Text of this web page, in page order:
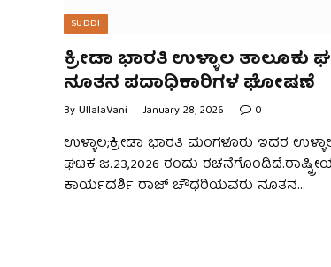
SUDDI
ಕ್ರೀಡಾ ಭಾರತಿ ಉಳ್ಳಾಲ ತಾಲೂಕು
ನೂತನ ಪದಾಧಿಕಾರಿಗಳ ಘೋಷಣೆ
ByUllalaVani January 28, 2026 0
ಉಳ್ಳಾಲ;ಕ್ರೀಡಾ ಭಾರತಿ ಮಂಗಳೂರು ಇದರ
ಘಟಕ ಜ.23,2026 ರಂದು
ಕಾರ್ಯದರ್ಶಿ ರಾಜ್ ಚೌಧರಿಯವರು ನೂತನ…